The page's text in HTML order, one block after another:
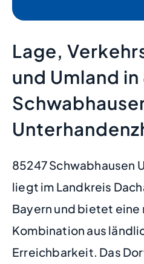
Lage,
und Umland
85247 Schwabhausen
liegt im Landkreis
Bayern und bietet eine
Kombination aus
Erreichbarkeit. Das